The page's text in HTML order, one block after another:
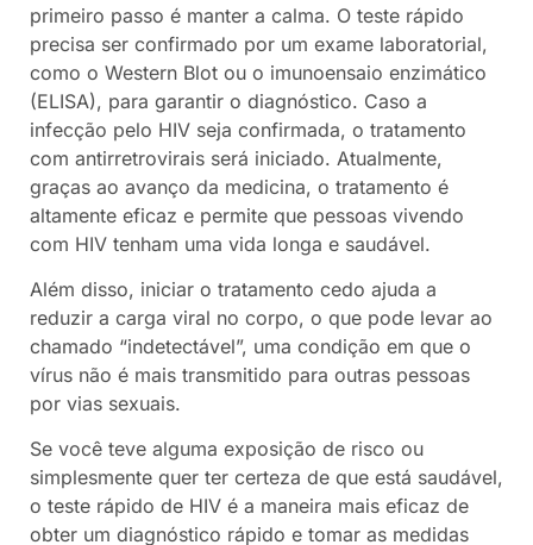
primeiro passo é manter a calma. O teste rápido
precisa ser confirmado por um exame laboratorial,
como o Western Blot ou o imunoensaio enzimático
(ELISA), para garantir o diagnóstico. Caso a
infecção pelo HIV seja confirmada, o tratamento
com antirretrovirais será iniciado. Atualmente,
graças ao avanço da medicina, o tratamento é
altamente eficaz e permite que pessoas vivendo
com HIV tenham uma vida longa e saudável.
Além disso, iniciar o tratamento cedo ajuda a
reduzir a carga viral no corpo, o que pode levar ao
chamado “indetectável”, uma condição em que o
vírus não é mais transmitido para outras pessoas
por vias sexuais.
Se você teve alguma exposição de risco ou
simplesmente quer ter certeza de que está saudável,
o teste rápido de HIV é a maneira mais eficaz de
obter um diagnóstico rápido e tomar as medidas